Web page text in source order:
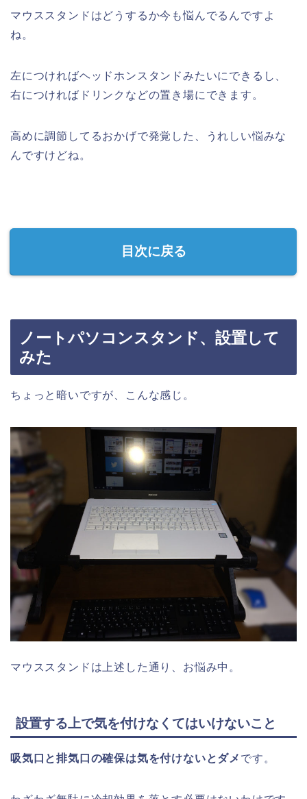
マウススタンドはどうするか今も悩んでるんですよ
ね。
左につければヘッドホンスタンドみたいにできるし、
右につければドリンクなどの置き場にできます。
高めに調節してるおかげで発覚した、うれしい悩みな
んですけどね。
目次に戻る
ノートパソコンスタンド、設置して
みた
ちょっと暗いですが、こんな感じ。
マウススタンドは上述した通り、お悩み中。
設置する上で気を付けなくてはいけないこと
吸気口と排気口の確保は気を付けないとダメ です。